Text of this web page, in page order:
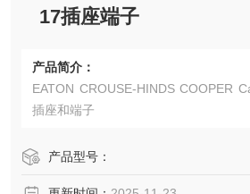
17插座端子
产品简介：
EATON CROUSE-HINDS COOPER
插座和端子
产品型号：